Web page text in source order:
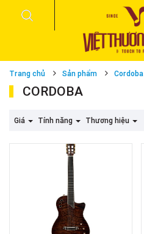
Trang chủ Sản phẩm Cordoba
CORDOBA
Giá Tính năng Thương hiệu